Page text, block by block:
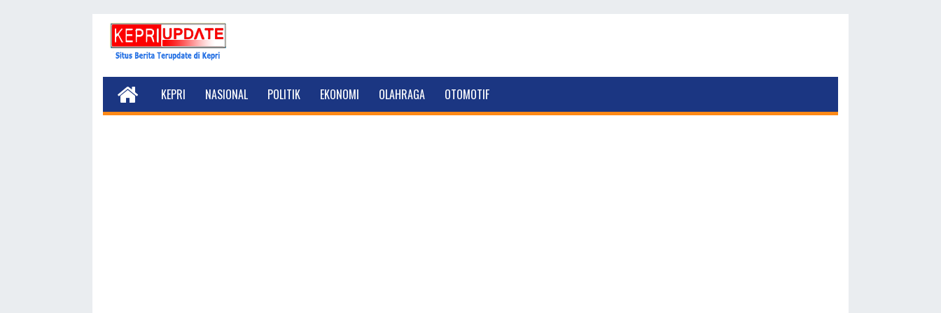
KEPRI NASIONAL POLITIK EKONOMI OLAHRAGA OTOMOTIF